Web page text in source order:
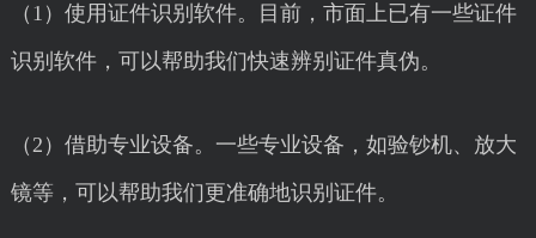
（1）使用证件识别软件。目前，市面上已有一些证件
识别软件，可以帮助我们快速辨别证件真伪。
（2）借助专业设备。一些专业设备，如验钞机、放大
镜等，可以帮助我们更准确地识别证件。